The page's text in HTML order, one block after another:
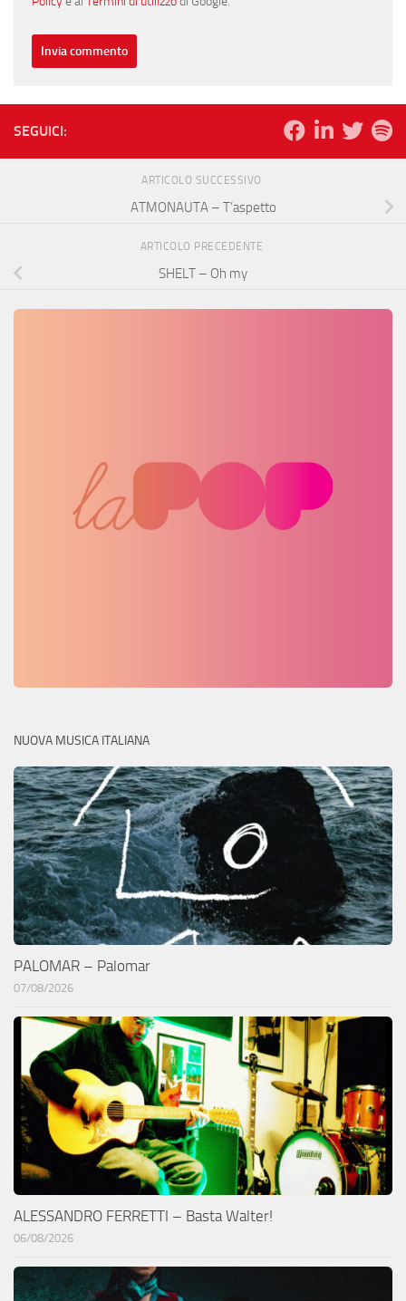
SEGUICI:
ARTICOLO SUCCESSIVO
ATMONAUTA – T’aspetto
ARTICOLO PRECEDENTE
SHELT – Oh my
NUOVA MUSICA ITALIANA
PALOMAR – Palomar
07/08/2026
ALESSANDRO FERRETTI – Basta Walter!
06/08/2026